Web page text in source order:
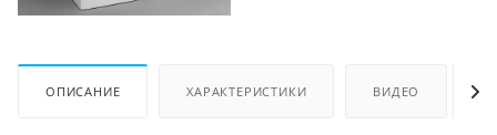
ОПИСАНИЕ ХАРАКТЕРИСТИКИ ВИДЕО